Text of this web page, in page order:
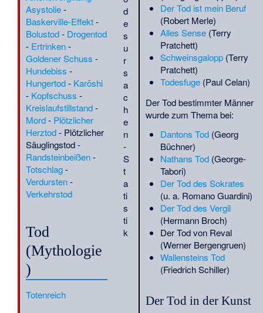
Piazza Fontana·Boris
Michailowitsch Skossyrew
Boris Pash·Bou Hamara·
Bruno Baum·Burkart Lutz
Burkhard Ziese·Burkhard
von Ellerbach·Béla Balázs
Béla Kárpáti·Camp des
Carl Heinrich Jacobi·Carl
Magee·Carl Theodor
·Carl Wilhelm
Hartmann·Carl von
Hasenauer·Carlheinz Walter
Carlos Castaneda· Carlos
Paredes·Caspar Borner
Cave aux Fées (Brueil-en-
Celestino Endrici·
Cesare Colafemmina ·Ch.
Heshigtogtahu·Charles-
André Julien ·Charles
Churchill·Charles Haddon
Spurgeon·Chase-Gruft·
Christa Strobel·Christian
Gottlieb Broeder·Christian
d
e
s
u
r
s
a
c
h
e
n
-
S
t
a
ti
s
ti
k
Asystolie-
Baskerville-Effekt-
Bolustod- Drogentod
- Ertrinken-
Goldener Schuss -
Hundebiss -
Hungertod- Karōshi
- Kopfschuss -
Kreislaufstillstand-
Mord- Plötzlicher
Herztod- Plötzlicher
Säuglingstod-
Randsteinbeißen-
Totschlag-
Verdursten-
Verkehrstod
Tod
(Mythologie
)
Totenreich
Der Tod ist mein Beruf
(Robert Merle)
Alles Sense(Terry
Pratchett)
Schweinsgalopp(Terry
Pratchett)
Todesfuge(Paul Celan)
Der Tod bestimmter Männer
wurde zum Thema bei:
Dantons Tod(Georg
Büchner)
Nathans Tod(George-
Tabori)
Der Tod des Sokrates
(u. a. Romano Guardini)
Der Tod des Vergil
(Hermann Broch)
Der Tod von Reval
(Werner Bergengruen)
Wallensteins Tod
(Friedrich Schiller)
Der Tod in der Kunst